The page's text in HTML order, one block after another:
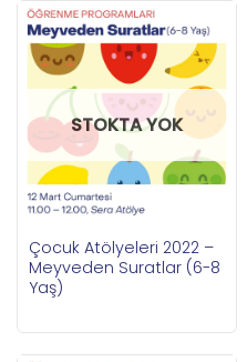
STOKTA YOK
Çocuk Atölyeleri 2022 –
Meyveden Suratlar (6-8
Yaş)